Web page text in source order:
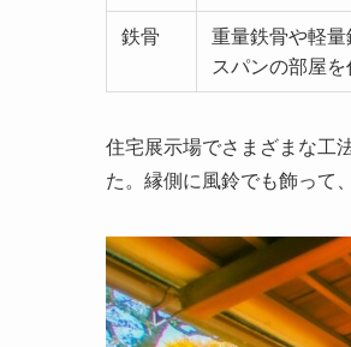
鉄骨
重量鉄骨や軽
スパンの部屋を
住宅展示場でさまざまな工
た。縁側に風鈴でも飾って